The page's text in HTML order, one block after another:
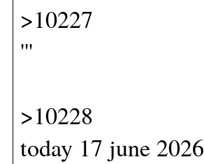
>10227
'''
>10228
today 17 june 2026